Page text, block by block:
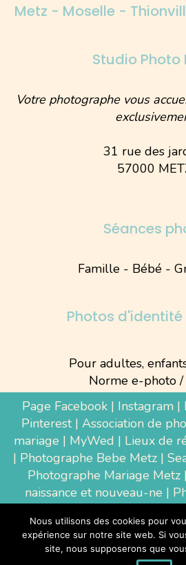
Metz - Moselle -
Studio Photo
Votre photographe vous
31 rue des
57000
Séances
Famille - Bébé -
Photos
Pour adultes,
Norme e-photo /
Page Facebook| Instagram|
Pinterest| Association de
mariage | MyWed | Lieux de
| Photographe Bebe Metz |
Photographe Mariage Metz|
naissance et nouveau-ne |
Luxembourg|
Photographe
Nous utilisons des cookies pour
expérience sur notre site web. Si
site, nous supposerons que